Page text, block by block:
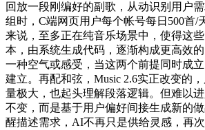
回放一段刚编好的副歌，从动识别用户
组时，C端网页用户每个帐号每日500首
来说，至多正在纯音乐场景中，使得这
本，由系统生成代码，逐渐构成更高效
一种空气或感受，当这两个前提同时成
建立。再配和弦，Music 2.6实正改变的
量极大，也起头理解段落逻辑。但难以
不变，而是基于用户偏好间接生成新的
醒描述需求，AI不再只是供给灵感，再